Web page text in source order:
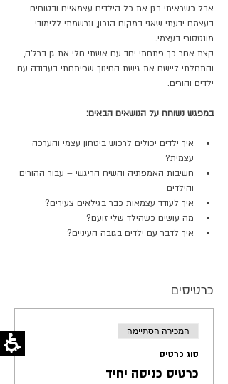
אבל כשראיתי בגן את כל הילדים עצמאיים ובטוחים
בעצמם ידעתי שאני במקום הנכון, ונרשמתי ללימודי
מונטסורי בעצמי.
קצת אחר כך פתחתי יחד עם אשתי חלי את גן ברל'ה,
והתחלתי ליישם את גישת החינוך שפיתחתי בעבודה עם
ילדים והורים.
במפגש נשוחח על הנושאים הבאים:
איך ילדים יכולים לרכוש ביטחון עצמי והערכה
עצמית?
חשיבות האמפתיה והשיח הריגשי – עבור ההורים
והילדים
איך לעודד עצמאות כבר בגילאים צעירים?
מה עושים כשהילד שלי זועם?
איך לדבר עם ילדים בגובה העיניים?
כרטיסים
המכירה הסתיימה
סוג כרטיס
כרטיס כניסה יחיד